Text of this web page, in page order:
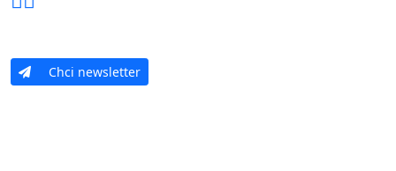
Chci newsletter